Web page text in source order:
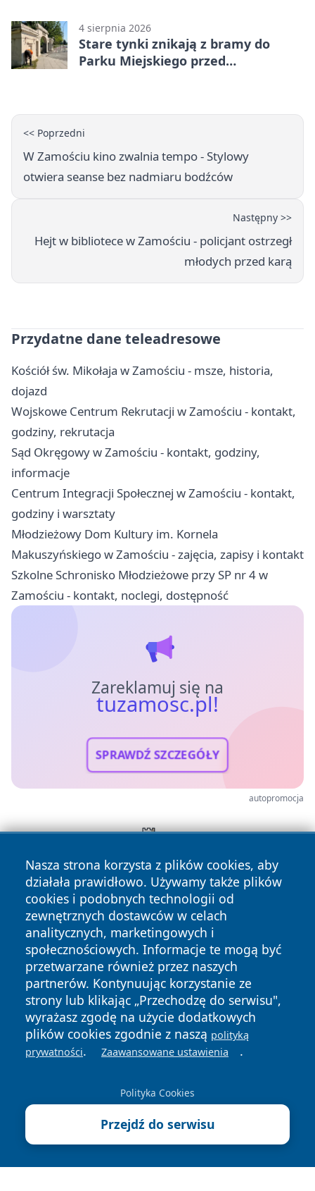
4 sierpnia 2026
Stare tynki znikają z bramy do
Parku Miejskiego przed
<< Poprzedni
W Zamościu kino zwalnia tempo - Stylowy
otwiera seanse bez nadmiaru bodźców
Następny >>
Hejt w bibliotece w Zamościu - policjant ostrzegł
młodych przed karą
Przydatne dane teleadresowe
Kościół św. Mikołaja w Zamościu - msze, historia,
dojazd
Wojskowe Centrum Rekrutacji w Zamościu - kontakt,
godziny, rekrutacja
Sąd Okręgowy w Zamościu - kontakt, godziny,
informacje
Centrum Integracji Społecznej w Zamościu - kontakt,
godziny i warsztaty
Młodzieżowy Dom Kultury im. Kornela
Makuszyńskiego w Zamościu - zajęcia, zapisy i kontakt
Szkolne Schronisko Młodzieżowe przy SP nr 4 w
Zamościu - kontakt, noclegi, dostępność
Zareklamuj się na
tuzamosc.pl!
SPRAWDŹ SZCZEGÓŁY
autopromocja
Nasza strona korzysta z plików cookies, aby
działała prawidłowo. Używamy także plików
cookies i podobnych technologii od
zewnętrznych dostawców w celach
analitycznych, marketingowych i
społecznościowych. Informacje te mogą być
przetwarzane również przez naszych
partnerów. Kontynuując korzystanie ze
strony lub klikając „Przechodzę do serwisu",
wyrażasz zgodę na użycie dodatkowych
plików cookies zgodnie z naszą polityką
prywatności. Zaawansowane ustawienia .
Polityka Cookies
Przejdź do serwisu
Copyright © 2026 tuzamosc.pl Wszystkie prawa zastrzeżone.
News Autorzy
Polityka
Prywatności
Polityka
Cookies